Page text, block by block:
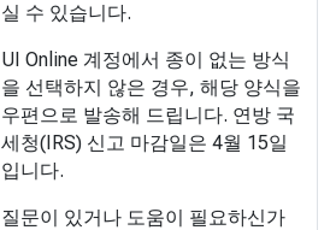
실 수 있습니다.
UI Online 계정에서 종이 없는 방식
을 선택하지 않은 경우, 해당 양식을
우편으로 발송해 드립니다. 연방 국
세청(IRS) 신고 마감일은 4월 15일
입니다.
질문이 있거나 도움이 필요하신가